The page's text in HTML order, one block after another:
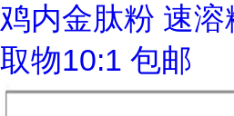
鸡内金肽粉 速
取物10:1 包邮